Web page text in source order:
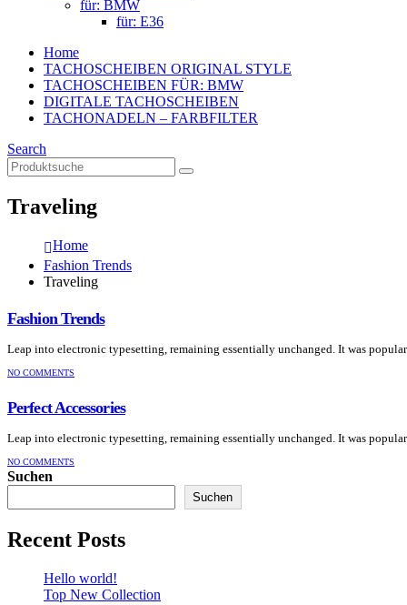
für: BMW
für: E36
Home
TACHOSCHEIBEN ORIGINAL STYLE
TACHOSCHEIBEN FÜR: BMW
DIGITALE TACHOSCHEIBEN
TACHONADELN – FARBFILTER
Search
Traveling
Home
Fashion Trends
Traveling
Fashion Trends
Leap into electronic typesetting, remaining essentially unchanged. It was
NO COMMENTS
Perfect Accessories
Leap into electronic typesetting, remaining essentially unchanged. It was
NO COMMENTS
Suchen
Suchen
Recent Posts
Hello world!
Top New Collection